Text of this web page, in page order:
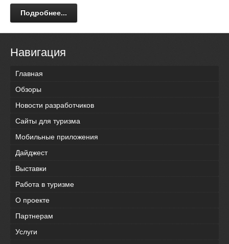
Подробнее...
Навигация
Главная
Обзоры
Новости разработчиков
Сайты для туризма
Мобильные приложения
Дайджест
Выставки
Работа в туризме
О проекте
Партнерам
Услуги